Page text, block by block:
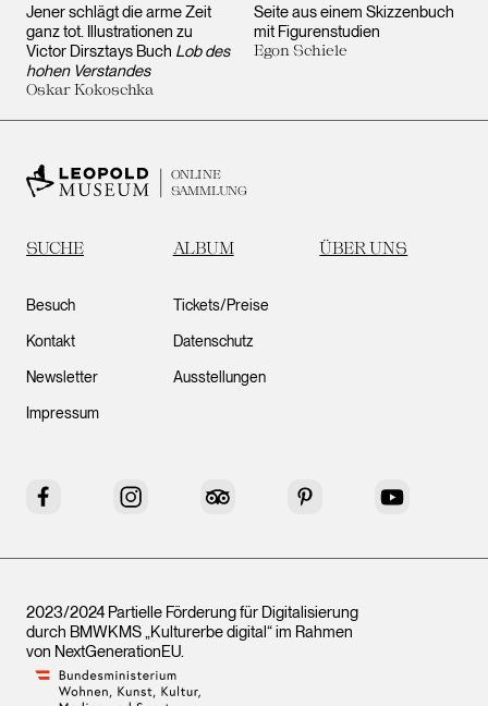
Jener schlägt die arme Zeit
ganz tot. Illustrationen zu
Victor Dirsztays Buch Lob des
hohen Verstandes
Oskar Kokoschka
Seite aus einem Skizzenbuch
mit Figurenstudien
Egon Schiele
ONLINE
SAMMLUNG
SUCHE ALBUM ÜBER UNS
Besuch
Kontakt
Newsletter
Impressum
Tickets/Preise
Datenschutz
Ausstellungen
Facebook Instagram Tripadvisor Pinterest YouTube
2023/2024 Partielle Förderung für Digitalisierung
durch BMWKMS „Kulturerbe digital“ im Rahmen
von NextGenerationEU.